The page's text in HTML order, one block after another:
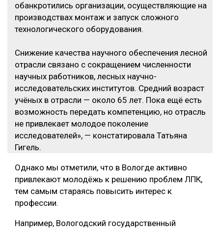
обанкротились организации, осуществляющие на
производствах монтаж и запуск сложного
технологического оборудования.
Снижение качества научного обеспечения лесной
отрасли связано с сокращением численности
научных работников, лесных научно-
исследовательских институтов. Средний возраст
учёных в отрасли — около 65 лет. Пока ещё есть
возможность передать компетенцию, но отрасль
не привлекает молодое поколение
исследователей», — констатировала Татьяна
Гигель.
Однако мы отметили, что в Вологде активно
привлекают молодёжь к решению проблем ЛПК,
тем самым стараясь повысить интерес к
профессии.
Например, Вологодский государственный